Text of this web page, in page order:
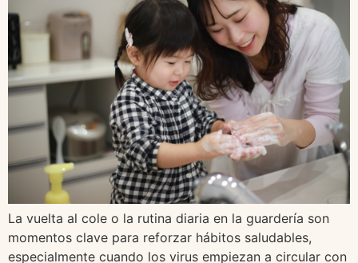
La vuelta al cole o la rutina diaria en la guardería son
momentos clave para reforzar hábitos saludables,
especialmente cuando los virus empiezan a circular con